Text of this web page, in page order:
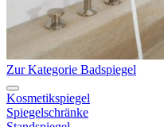
Zur Kategorie Badspiegel
Kosmetikspiegel
Spiegelschränke